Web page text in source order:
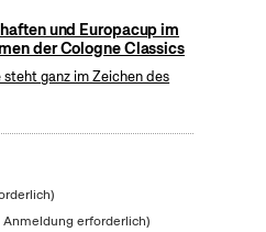
und Europacup im
der Cologne Classics
ganz im Zeichen des
erforderlich)